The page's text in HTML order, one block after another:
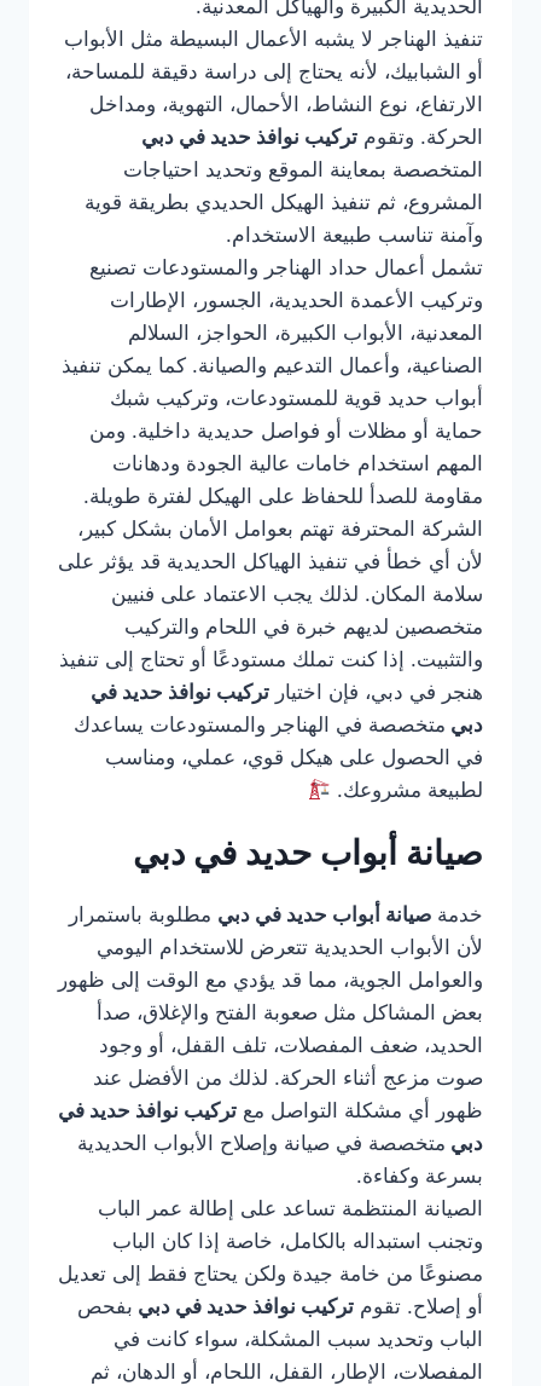
الحديدية الكبيرة والهياكل المعدنية.
تنفيذ الهناجر لا يشبه الأعمال البسيطة مثل الأبواب
أو الشبابيك، لأنه يحتاج إلى دراسة دقيقة للمساحة،
الارتفاع، نوع النشاط، الأحمال، التهوية، ومداخل
الحركة. وتقوم تركيب نوافذ حديد في دبي
المتخصصة بمعاينة الموقع وتحديد احتياجات
المشروع، ثم تنفيذ الهيكل الحديدي بطريقة قوية
وآمنة تناسب طبيعة الاستخدام.
تشمل أعمال حداد الهناجر والمستودعات تصنيع
وتركيب الأعمدة الحديدية، الجسور، الإطارات
المعدنية، الأبواب الكبيرة، الحواجز، السلالم
الصناعية، وأعمال التدعيم والصيانة. كما يمكن تنفيذ
أبواب حديد قوية للمستودعات، وتركيب شبك
حماية أو مظلات أو فواصل حديدية داخلية. ومن
المهم استخدام خامات عالية الجودة ودهانات
مقاومة للصدأ للحفاظ على الهيكل لفترة طويلة.
الشركة المحترفة تهتم بعوامل الأمان بشكل كبير،
لأن أي خطأ في تنفيذ الهياكل الحديدية قد يؤثر على
سلامة المكان. لذلك يجب الاعتماد على فنيين
متخصصين لديهم خبرة في اللحام والتركيب
والتثبيت. إذا كنت تملك مستودعًا أو تحتاج إلى تنفيذ
هنجر في دبي، فإن اختيار تركيب نوافذ حديد في
دبي متخصصة في الهناجر والمستودعات يساعدك
في الحصول على هيكل قوي، عملي، ومناسب
لطبيعة مشروعك.
صيانة أبواب حديد في دبي
خدمة صيانة أبواب حديد في دبي مطلوبة باستمرار
لأن الأبواب الحديدية تتعرض للاستخدام اليومي
والعوامل الجوية، مما قد يؤدي مع الوقت إلى ظهور
بعض المشاكل مثل صعوبة الفتح والإغلاق، صدأ
الحديد، ضعف المفصلات، تلف القفل، أو وجود
صوت مزعج أثناء الحركة. لذلك من الأفضل عند
ظهور أي مشكلة التواصل مع تركيب نوافذ حديد في
دبي متخصصة في صيانة وإصلاح الأبواب الحديدية
بسرعة وكفاءة.
الصيانة المنتظمة تساعد على إطالة عمر الباب
وتجنب استبداله بالكامل، خاصة إذا كان الباب
مصنوعًا من خامة جيدة ولكن يحتاج فقط إلى تعديل
أو إصلاح. تقوم تركيب نوافذ حديد في دبي بفحص
الباب وتحديد سبب المشكلة، سواء كانت في
المفصلات، الإطار، القفل، اللحام، أو الدهان، ثم